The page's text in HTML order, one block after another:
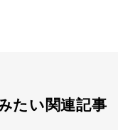
たい関連記事